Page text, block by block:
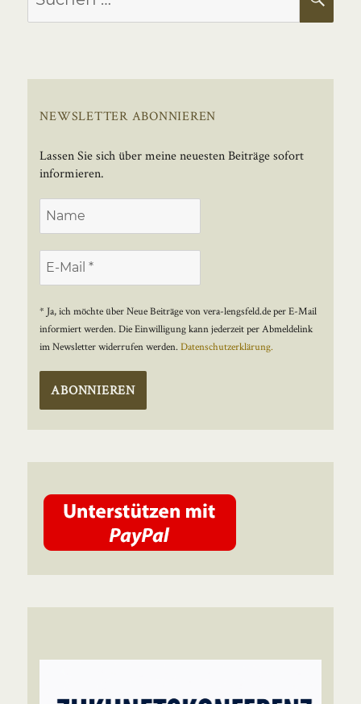
nach:
NEWSLETTER ABONNIEREN
Lassen Sie sich über meine neuesten Beiträge sofort
informieren.
* Ja, ich möchte über Neue Beiträge von vera-lengsfeld.de per E-Mail
informiert werden. Die Einwilligung kann jederzeit per Abmeldelink
im Newsletter widerrufen werden.Datenschutzerklärung.